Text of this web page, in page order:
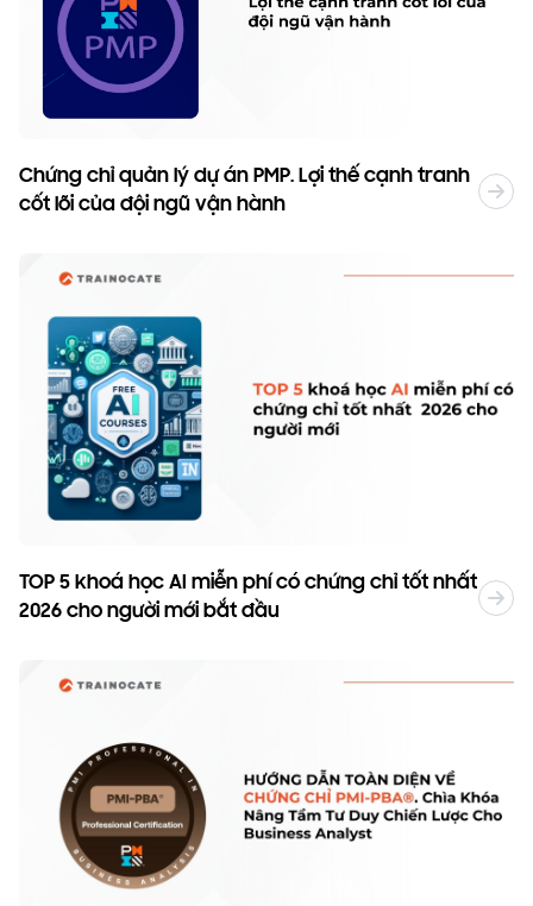
Chứng chỉ quản lý dự án PMP. Lợi thế cạnh tranh
cốt lõi của đội ngũ vận hành
TOP 5 khoá học AI miễn phí có chứng chỉ tốt nhất
2026 cho người mới bắt đầu